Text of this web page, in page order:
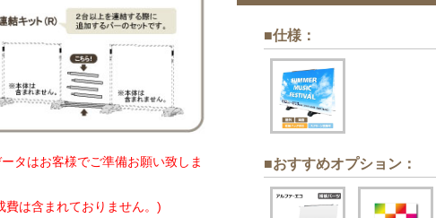
タはお客様でご準備お願い致しま
は含まれておりません。)
■仕様 ：
■おすすめオプション ：